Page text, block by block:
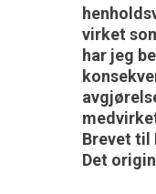
virket
har jeg
Brevet til
Det